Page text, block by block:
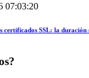
07:03:20
certificados SSL: la